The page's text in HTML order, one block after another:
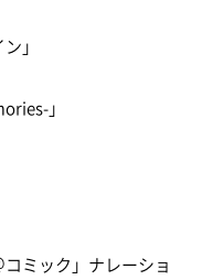
」
」
ミック」ナレーショ